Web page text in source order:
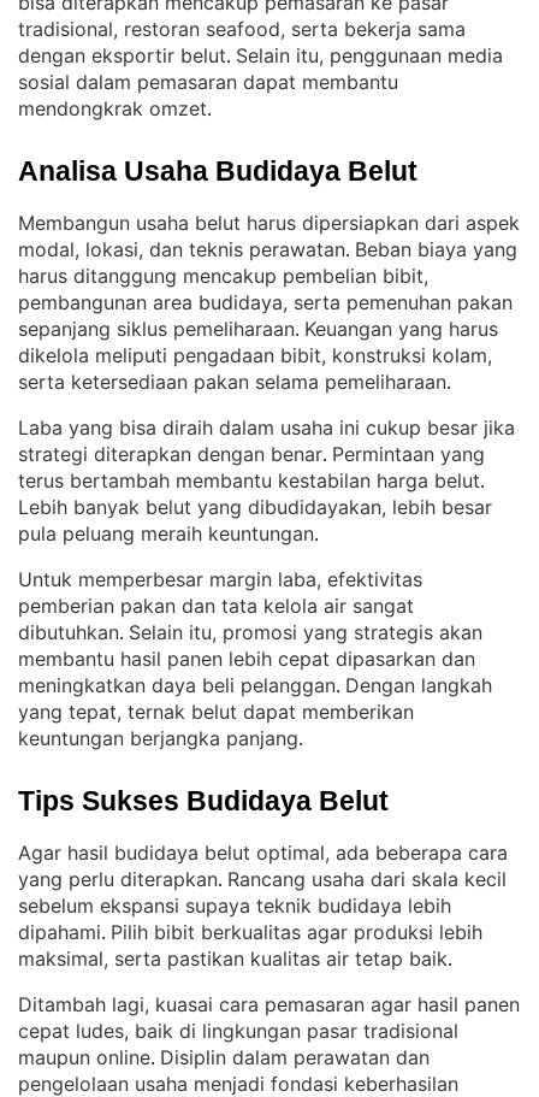
tradisional, restoran seafood, serta bekerja sama
dengan eksportir belut. Selain itu, penggunaan media
sosial dalam pemasaran dapat membantu
mendongkrak omzet.
Analisa Usaha Budidaya Belut
Membangun usaha belut harus dipersiapkan dari aspek
modal, lokasi, dan teknis perawatan. Beban biaya yang
harus ditanggung mencakup pembelian bibit,
pembangunan area budidaya, serta pemenuhan pakan
sepanjang siklus pemeliharaan. Keuangan yang harus
dikelola meliputi pengadaan bibit, konstruksi kolam,
serta ketersediaan pakan selama pemeliharaan.
Laba yang bisa diraih dalam usaha ini cukup besar jika
strategi diterapkan dengan benar. Permintaan yang
terus bertambah membantu kestabilan harga belut
Lebih banyak belut yang dibudidayakan, lebih besar
pula peluang meraih keuntungan.
Untuk memperbesar margin laba, efektivitas
pemberian pakan dan tata kelola air sangat
dibutuhkan. Selain itu, promosi yang strategis akan
membantu hasil panen lebih cepat dipasarkan dan
meningkatkan daya beli pelanggan. Dengan langkah
yang tepat, ternak belut dapat memberikan
keuntungan berjangka panjang.
Tips Sukses Budidaya Belut
Agar hasil budidaya belut optimal, ada beberapa cara
yang perlu diterapkan. Rancang usaha dari skala kecil
sebelum ekspansi supaya teknik budidaya lebih
dipahami. Pilih bibit berkualitas agar produksi lebih
maksimal, serta pastikan kualitas air tetap baik.
Ditambah lagi, kuasai cara pemasaran agar hasil panen
cepat ludes, baik di lingkungan pasar tradisional
maupun online. Disiplin dalam perawatan dan
pengelolaan usaha menjadi fondasi keberhasilan